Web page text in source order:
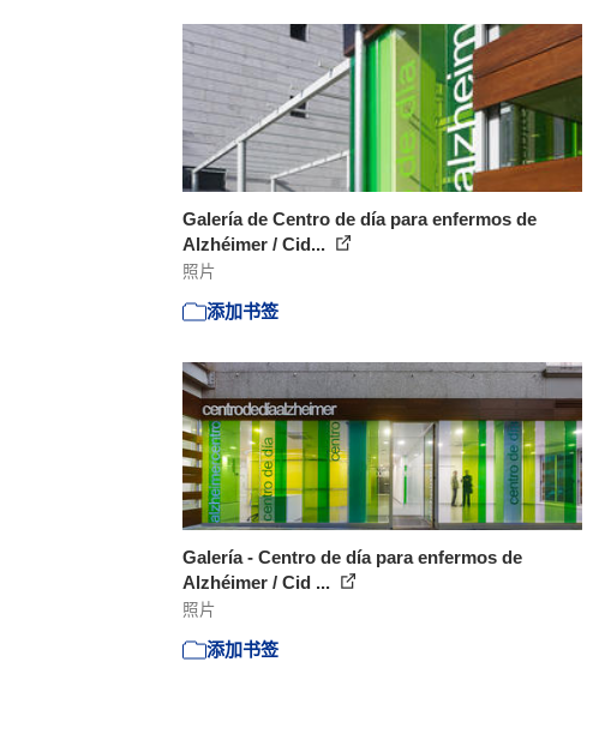
Galería de Centro de día para enfermos de
Alzhéimer / Cid...
照片
添加书签
Galería - Centro de día para enfermos de
Alzhéimer / Cid ...
照片
添加书签